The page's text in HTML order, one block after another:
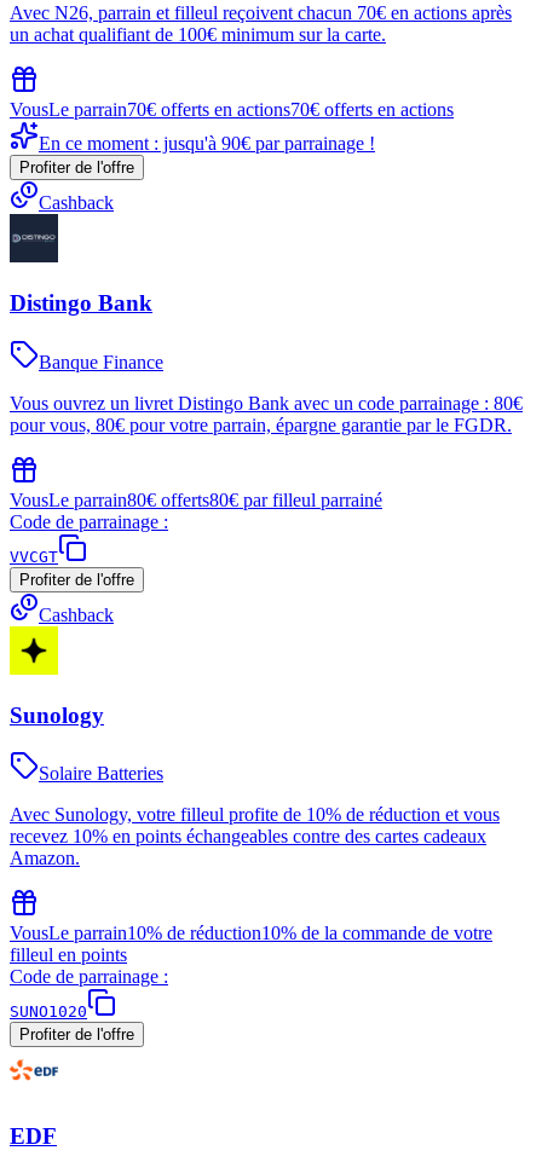
Avec N26, parrain et filleul reçoivent chacun 70€ en actions après
un achat qualifiant de 100€ minimum sur la carte.
VousLe parrain70€ offerts en actions70€ offerts en actions
En ce moment : jusqu'à 90€ par parrainage !
Profiter de l'offre
Cashback
Distingo Bank
Banque Finance
Vous ouvrez un livret Distingo Bank avec un code parrainage : 80€
pour vous, 80€ pour votre parrain, épargne garantie par le FGDR.
VousLe parrain80€ offerts80€ par filleul parrainé
Code de parrainage :
VVCGT
Profiter de l'offre
Cashback
Sunology
Solaire Batteries
Avec Sunology, votre filleul profite de 10% de réduction et vous
recevez 10% en points échangeables contre des cartes cadeaux
Amazon.
VousLe parrain10% de réduction10% de la commande de votre
filleul en points
Code de parrainage :
SUNO1020
Profiter de l'offre
EDF